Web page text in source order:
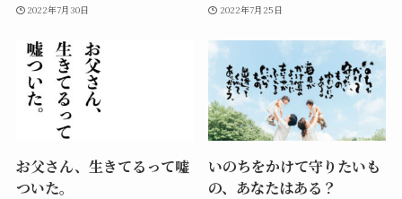
2022年7月30日 2022年7月25日
お父さん、生きてるって嘘
ついた。
いのちをかけて守りたいも
の、あなたはある？